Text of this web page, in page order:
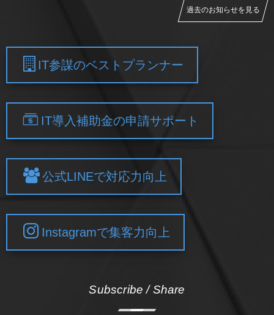
過去のお知らせを見る
IT参謀のベストプランナー
IT導入補助金の申請サポート
公式LINEで対応力向上
Instagramで集客力向上
Subscribe / Share